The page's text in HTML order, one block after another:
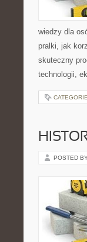
wiedzy dla
pralki, jak
skuteczny
technologii,
POSTED